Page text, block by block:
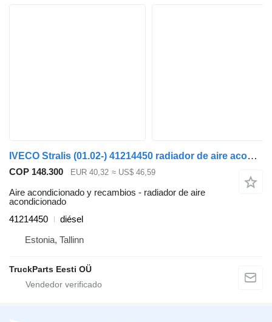
IVECO Stralis (01.02-) 41214450 radiador de aire acondicionado para IVECO Stralis, Trakker (2002-) cabeza tractora
COP 148.300 EUR 40,32 ≈ US$ 46,59
Aire acondicionado y recambios - radiador de aire
acondicionado
41214450
diésel
Estonia, Tallinn
TruckParts Eesti OÜ